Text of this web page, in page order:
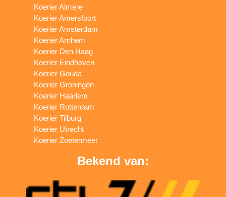
Koerier Almere
Koerier Amersfoort
Koerier Amsterdam
Koerier Arnhem
Koerier Den Haag
Koerier Eindhoven
Koerier Gouda
Koerier Groningen
Koerier Haarlem
Koerier Rotterdam
Koerier Tilburg
Koerier Utrecht
Koerier Zoetermeer
Bekend van: